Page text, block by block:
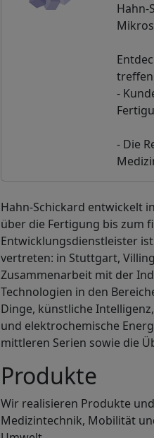
Hahn-
treffen
-
- Die
Hahn-Schickard entwickelt
über die Fertigung bis zum
Entwicklungsdienstleister
vertreten: in Stuttgart,
Zusammenarbeit mit der
Technologien in den
Dinge, künstliche
und elektrochemische
mittleren Serien sowie die
Produkte
Wir realisieren Produkte
Medizintechnik, Mobilität